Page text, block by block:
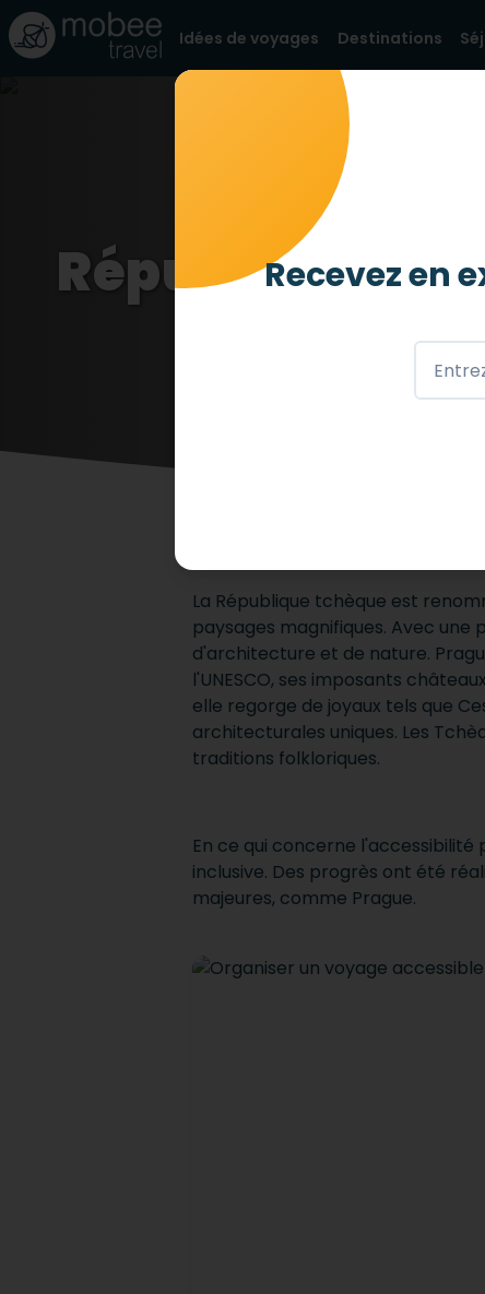
Idées de voyages Destinations
République-
La République tchèque est
paysages magnifiques. Avec une
d'architecture et de nature.
l'UNESCO, ses imposants
elle regorge de joyaux tels que
architecturales uniques. Les
traditions folkloriques.
En ce qui concerne l'accessibilité
inclusive. Des progrès ont été
majeures, comme Prague.
Recevez en